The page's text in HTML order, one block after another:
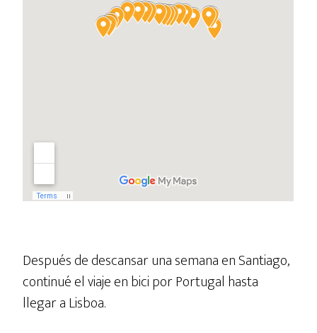
Después de descansar una semana en Santiago,
continué el viaje en bici por Portugal hasta
llegar a Lisboa.